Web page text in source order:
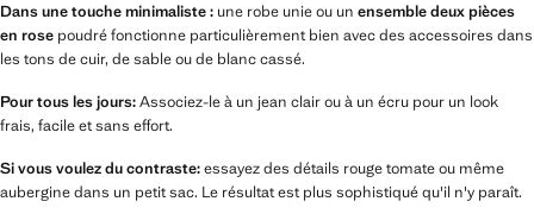
Dans une touche minimaliste : une robe unie ou un ensemble deux pièces
en rose poudré fonctionne particulièrement bien avec des accessoires dans
les tons de cuir, de sable ou de blanc cassé.
Pour tous les jours:Associez-le à un jean clair ou à un écru pour un look
frais, facile et sans effort.
Si vous voulez du contraste:essayez des détails rouge tomate ou même
aubergine dans un petit sac. Le résultat est plus sophistiqué qu'il n'y paraît.